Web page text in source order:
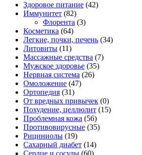
Здоровое питание (42)
Иммунитет (82)
Флорента (3)
Косметика (64)
Легкие, почки, печень (34)
Литовиты (11)
Массажные средства (7)
Мужское здоровье (35)
Нервная система (26)
Омоложение (47)
Ортопедия (31)
От вредных привычек (0)
Похудение, целлюлит (15)
Проблемная кожа (56)
Противовирусные (35)
Рициниолы (19)
Сахарный диабет (14)
Сердце и сосуды (60)